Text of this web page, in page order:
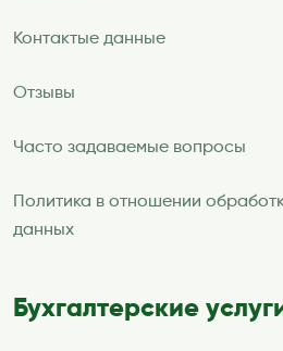
Контактые данные
Отзывы
Часто задаваемые вопросы
Политика в отношении
данных
Бухгалтерские